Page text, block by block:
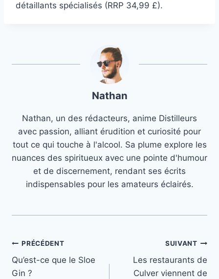
détaillants spécialisés (RRP 34,99 £).
Nathan
Nathan, un des rédacteurs, anime Distilleurs
avec passion, alliant érudition et curiosité pour
tout ce qui touche à l'alcool. Sa plume explore les
nuances des spiritueux avec une pointe d'humour
et de discernement, rendant ses écrits
indispensables pour les amateurs éclairés.
Navigation
de
PRÉCÉDENT
Qu’est-ce que le Sloe
Gin ?
SUIVANT
Les restaurants de
Culver viennent de